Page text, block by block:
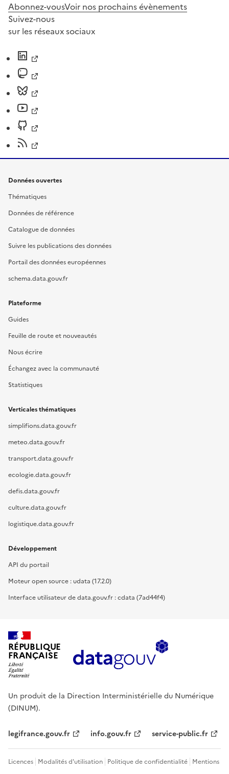
Abonnez-vousVoir nos prochains évènements
Suivez-nous
sur les réseaux sociaux
Données ouvertes
Thématiques
Données de référence
Catalogue de données
Suivre les publications des données
Portail des données européennes
schema.data.gouv.fr
Plateforme
Guides
Feuille de route et nouveautés
Nous écrire
Échangez avec la communauté
Statistiques
Verticales thématiques
simplifions.data.gouv.fr
meteo.data.gouv.fr
transport.data.gouv.fr
ecologie.data.gouv.fr
defis.data.gouv.fr
culture.data.gouv.fr
logistique.data.gouv.fr
Développement
API du portail
Moteur open source : udata (17.2.0)
Interface utilisateur de data.gouv.fr : cdata (7ad44f4)
RÉPUBLIQUE
FRANÇAISE
Un produit de la Direction Interministérielle du Numérique
(DINUM).
legifrance.gouv.fr info.gouv.fr service-public.fr
Licences Modalités d'utilisation Politique de confidentialité Mentions